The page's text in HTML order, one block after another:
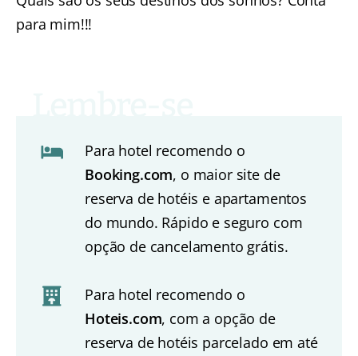
para mim!!!
Para hotel recomendo o
Booking.com, o maior site de
reserva de hotéis e apartamentos
do mundo. Rápido e seguro com
opção de cancelamento grátis.
Para hotel recomendo o
Hoteis.com, com a opção de
reserva de hotéis parcelado em até